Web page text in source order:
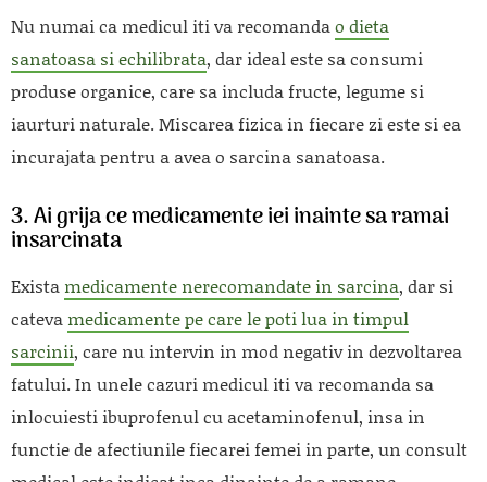
Nu numai ca medicul iti va recomandao dieta
sanatoasa si echilibrata, dar ideal este sa consumi
produse organice, care sa includa fructe, legume si
iaurturi naturale. Miscarea fizica in fiecare zi este si ea
incurajata pentru a avea o sarcina sanatoasa.
3. Ai grija ce medicamente iei inainte sa ramai
insarcinata
Existamedicamente nerecomandate in sarcina, dar si
catevamedicamente pe care le poti lua in timpul
sarcinii, care nu intervin in mod negativ in dezvoltarea
fatului. In unele cazuri medicul iti va recomanda sa
inlocuiesti ibuprofenul cu acetaminofenul, insa in
functie de afectiunile fiecarei femei in parte, un consult